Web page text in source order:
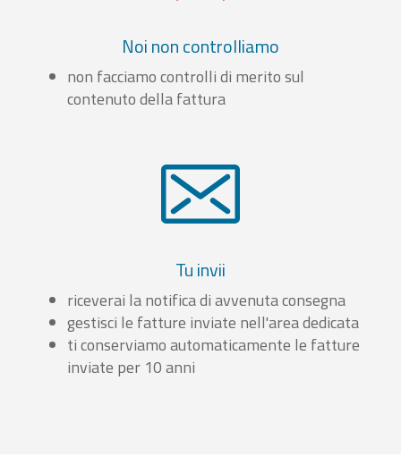
Noi non controlliamo
non facciamo controlli di merito sul
contenuto della fattura
Tu invii
riceverai la notifica di avvenuta consegna
gestisci le fatture inviate nell'area dedicata
ti conserviamo automaticamente le fatture
inviate per 10 anni